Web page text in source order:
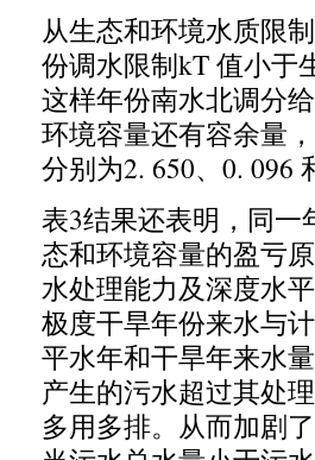
从生态和环境水质限
份调水限制kT值小于
这样年份南水北调分
环境容量还有容余量 ，
分别为2. 650、 0. 096
表3结果还表明 ， 同一
态和环境容量的盈亏
水处理能力及深度水
极度干旱年份来水与
平水年和干旱年来水
产生的污水超过其处
多用多排。从而加剧